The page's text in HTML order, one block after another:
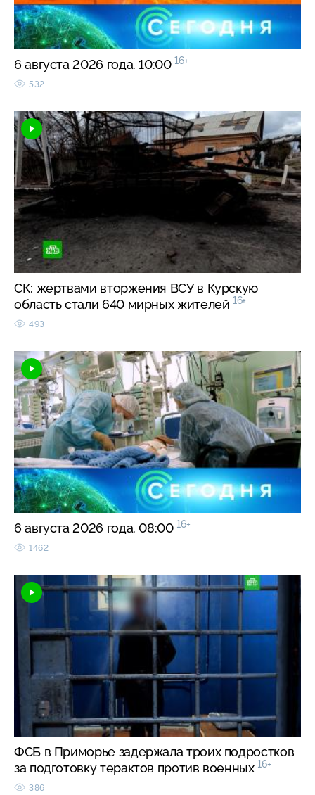
6 августа 2026 года. 10:00 16+
532
СК: жертвами вторжения ВСУ в Курскую
область стали 640 мирных жителей 16+
493
6 августа 2026 года. 08:00 16+
1462
ФСБ в Приморье задержала троих подростков
за подготовку терактов против военных 16+
386